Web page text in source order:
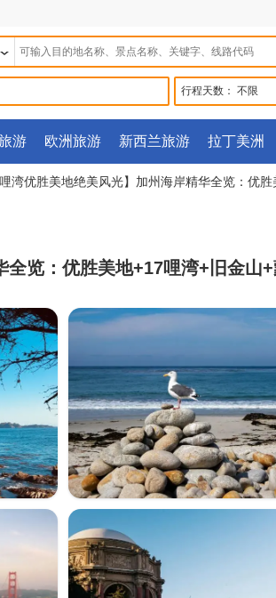
行程天数： 不限
游 欧洲旅游 新西兰旅游 拉丁美洲
湾优胜美地绝美风光】加州海岸精华全览：优胜
览：优胜美地+17哩湾+旧金山